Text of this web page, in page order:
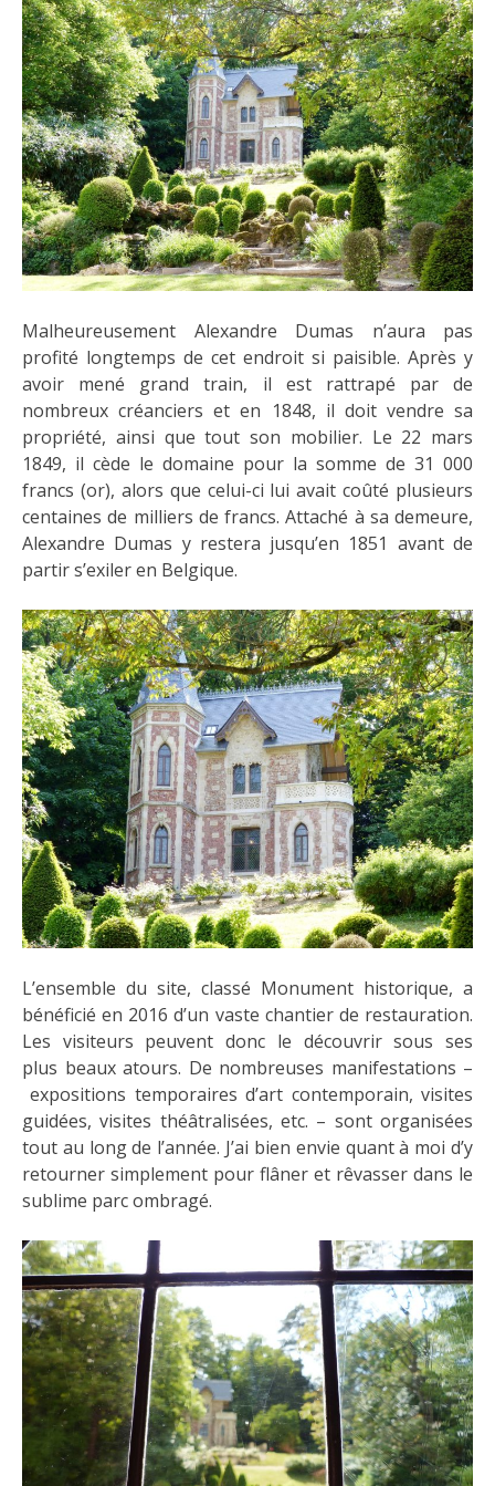
Malheureusement Alexandre Dumas n’aura pas
profité longtemps de cet endroit si paisible. Après y
avoir mené grand train, il est rattrapé par de
nombreux créanciers et en 1848, il doit vendre sa
propriété, ainsi que tout son mobilier. Le 22 mars
1849, il cède le domaine pour la somme de 31 000
francs (or), alors que celui-ci lui avait coûté plusieurs
centaines de milliers de francs. Attaché à sa demeure,
Alexandre Dumas y restera jusqu’en 1851 avant de
partir s’exiler en Belgique.
L’ensemble du site, classé Monument historique, a
bénéficié en 2016 d’un vaste chantier de restauration.
Les visiteurs peuvent donc le découvrir sous ses
plus beaux atours. De nombreuses manifestations –
expositions temporaires d’art contemporain, visites
guidées, visites théâtralisées, etc. – sont organisées
tout au long de l’année. J’ai bien envie quant à moi d’y
retourner simplement pour flâner et rêvasser dans le
sublime parc ombragé.